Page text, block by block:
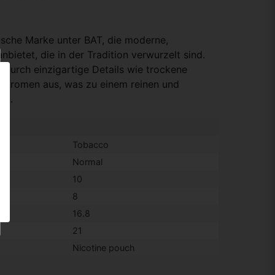
Marke unter BAT, die moderne,
die in der Tradition verwurzelt sind.
durch einzigartige Details wie trockene
Aromen aus, was zu einem reinen und
Tobacco
Normal
10
8
16.8
21
Nicotine pouch